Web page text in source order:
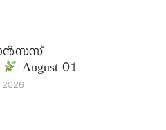
August 01
2026